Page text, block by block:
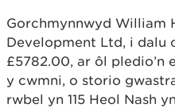
Gorchmynnwyd William
Development Ltd, i dalu
£5782.00, ar ôl
y cwmni, o storio
rwbel yn 115 Heol Nash